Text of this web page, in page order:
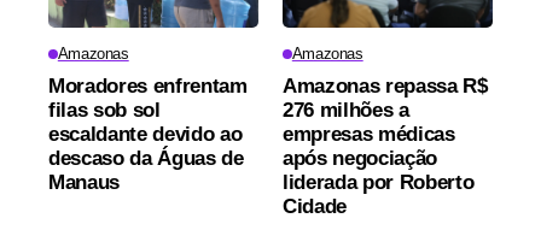
Amazonas
Moradores enfrentam
filas sob sol
escaldante devido ao
descaso da Águas de
Manaus
Amazonas
Amazonas repassa R$
276 milhões a
empresas médicas
após negociação
liderada por Roberto
Cidade